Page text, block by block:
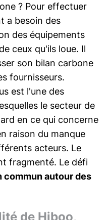
? Pour effectuer
a besoin des
des équipements
ceux qu'ils loue. Il
son bilan carbone
fournisseurs.
est l'une des
le secteur de
en ce qui concerne
raison du manque
acteurs. Le
fragmenté. Le défi
autour des
de Hiboo,